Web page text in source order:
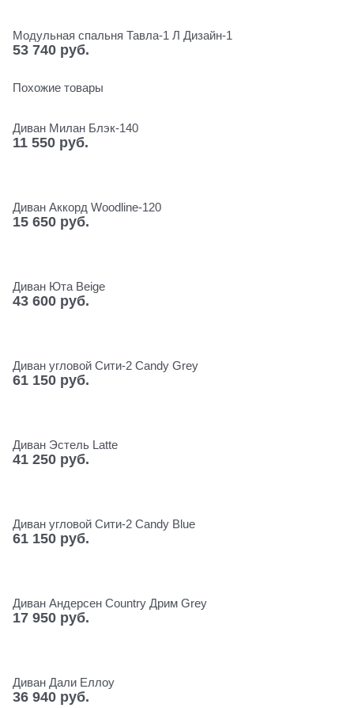
Модульная спальня Тавла-1 Л Дизайн-1
53 740 руб.
Похожие товары
Диван Милан Блэк-140
11 550 руб.
Диван Аккорд Woodline-120
15 650 руб.
Диван Юта Beige
43 600 руб.
Диван угловой Сити-2 Candy Grey
61 150 руб.
Диван Эстель Latte
41 250 руб.
Диван угловой Сити-2 Candy Blue
61 150 руб.
Диван Андерсен Сountry Дрим Grey
17 950 руб.
Диван Дали Еллоу
36 940 руб.